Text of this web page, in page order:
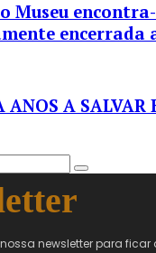
Museu
encerrada
ANOS A SALVAR